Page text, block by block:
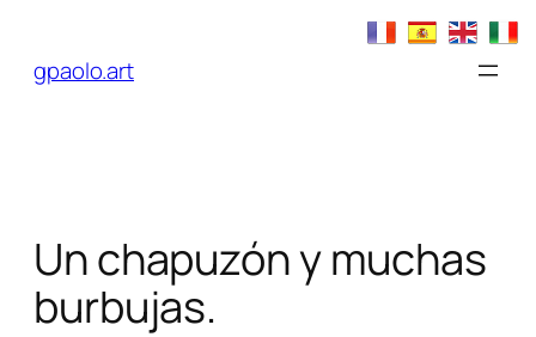
contenido
gpaolo.art
Un chapuzón y muchas
burbujas.